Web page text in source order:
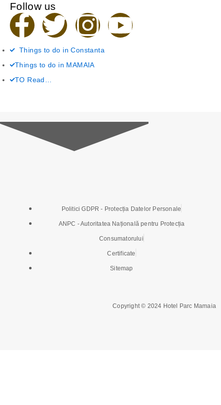
Follow us
F
a
c
b
-
T
w
i
t
e
I
n
s
a
g
m
Y
u
Things to do in Constanta
Things to do in MAMAIA
TO Read…
Politici GDPR - Protecția Datelor Personale
ANPC - Autoritatea Națională pentru Protecția
Consumatorului
Certificate
Sitemap
Copyright © 2024 Hotel Parc Mamaia